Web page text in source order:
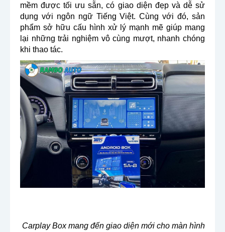
mềm được tối ưu sẵn, có giao diện đẹp và dễ sử
dụng với ngôn ngữ Tiếng Việt. Cùng với đó, sản
phẩm sở hữu cấu hình xử lý mạnh mẽ giúp mang
lại những trải nghiệm vô cùng mượt, nhanh chóng
khi thao tác.
Carplay Box mang đến giao diện mới cho màn hình